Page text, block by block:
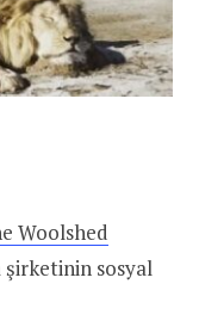
Woolshed
şirketinin sosyal